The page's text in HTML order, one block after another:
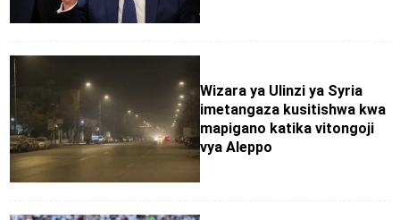
Wizara ya Ulinzi ya Syria
imetangaza kusitishwa kwa
mapigano katika vitongoji
vya Aleppo